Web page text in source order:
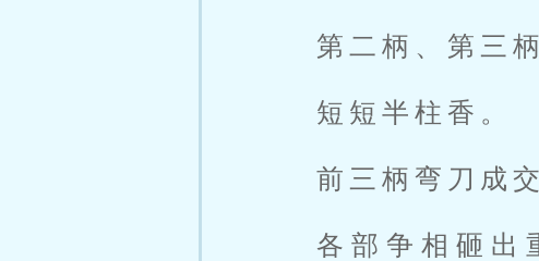
第二柄、第三
短短半柱香。
前三柄弯刀成
各部争相砸出